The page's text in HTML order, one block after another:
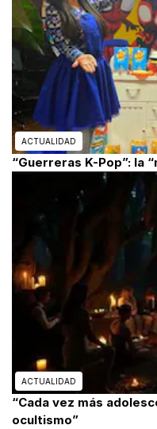
ACTUALIDAD
“Guerreras K-Pop”: la
ACTUALIDAD
“Cada vez más
ocultismo”